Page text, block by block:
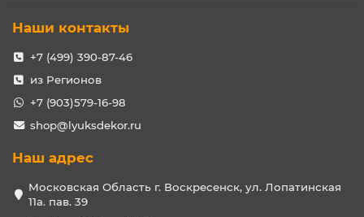
Наши контакты
+7 (499) 390-87-46
из Регионов
+7 (903)579-16-98
shop@lyuksdekor.ru
Наш адрес
Московская Область г. Воскресенск, ул. Лопатинская
11а. пав. 39